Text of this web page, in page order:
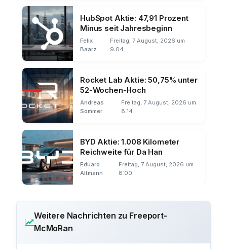
HubSpot Aktie: 47,91 Prozent
Minus seit Jahresbeginn
Felix
Baarz
Freitag, 7 August, 2026 um
9:04
Rocket Lab Aktie: 50,75% unter
52-Wochen-Hoch
Andreas
Sommer
Freitag, 7 August, 2026 um
8:14
BYD Aktie: 1.008 Kilometer
Reichweite für Da Han
Eduard
Altmann
Freitag, 7 August, 2026 um
8:00
Weitere Nachrichten zu Freeport-
McMoRan